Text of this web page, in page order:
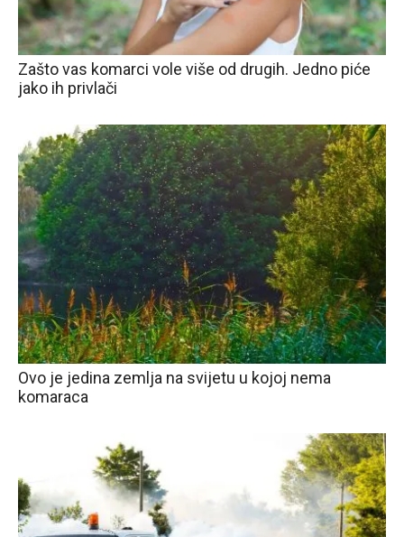
Zašto vas komarci vole više od drugih. Jedno piće
jako ih privlači
Ovo je jedina zemlja na svijetu u kojoj nema
komaraca